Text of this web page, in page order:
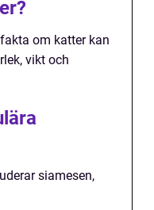
om katter kan
vikt och
siamesen,